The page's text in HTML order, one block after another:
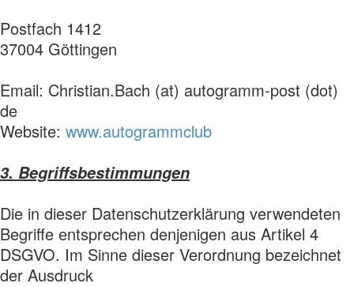
Postfach 1412
37004 Göttingen
Email: Christian.Bach (at) autogramm-post (dot)
de
Website: www.autogrammclub
3. Begriffsbestimmungen
Die in dieser Datenschutzerklärung verwendeten
Begriffe entsprechen denjenigen aus Artikel 4
DSGVO. Im Sinne dieser Verordnung bezeichnet
der Ausdruck